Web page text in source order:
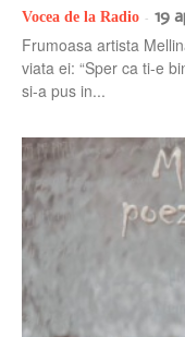
Vocea de la Radio - 19
Frumoasa artista
viata ei: “Sper ca ti-e
si-a pus in...